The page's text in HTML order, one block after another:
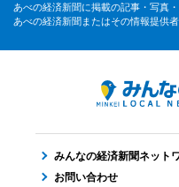
あべの経済新聞に掲載の記事・写真
あべの経済新聞またはその情報提供者
みんなの経済新聞ネット
お問い合わせ